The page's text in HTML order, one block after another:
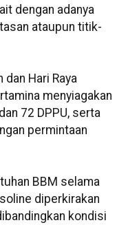
dengan adanya
ataupun titik-
Hari Raya
menyiagakan
72 DPPU, serta
permintaan
BBM selama
diperkirakan
kondisi